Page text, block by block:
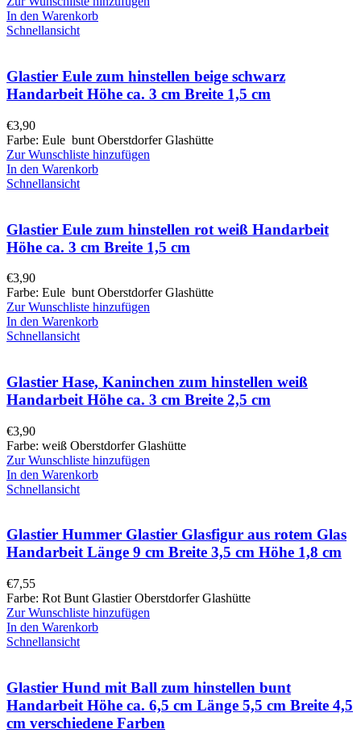
In den Warenkorb
Schnellansicht
Glastier Eule zum hinstellen beige schwarz
Handarbeit Höhe ca. 3 cm Breite 1,5 cm
€3,90
Farbe: Eule bunt Oberstdorfer Glashütte
Zur Wunschliste hinzufügen
In den Warenkorb
Schnellansicht
Glastier Eule zum hinstellen rot weiß Handarbeit
Höhe ca. 3 cm Breite 1,5 cm
€3,90
Farbe: Eule bunt Oberstdorfer Glashütte
Zur Wunschliste hinzufügen
In den Warenkorb
Schnellansicht
Glastier Hase, Kaninchen zum hinstellen weiß
Handarbeit Höhe ca. 3 cm Breite 2,5 cm
€3,90
Farbe: weiß Oberstdorfer Glashütte
Zur Wunschliste hinzufügen
In den Warenkorb
Schnellansicht
Glastier Hummer Glastier Glasfigur aus rotem Glas
Handarbeit Länge 9 cm Breite 3,5 cm Höhe 1,8 cm
€7,55
Farbe: Rot Bunt Glastier Oberstdorfer Glashütte
Zur Wunschliste hinzufügen
In den Warenkorb
Schnellansicht
Glastier Hund mit Ball zum hinstellen bunt
Handarbeit Höhe ca. 6,5 cm Länge 5,5 cm Breite 4,5
cm verschiedene Farben